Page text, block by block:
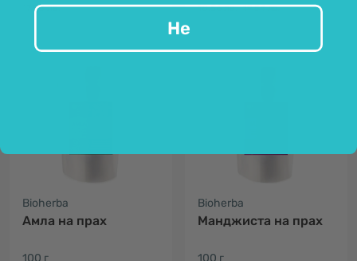
17.58 лв.
18.56 лв. 19.54 лв.
Bioherba
Амла на прах
100 г
Bioherba
Манджиста на прах
100 г
Не